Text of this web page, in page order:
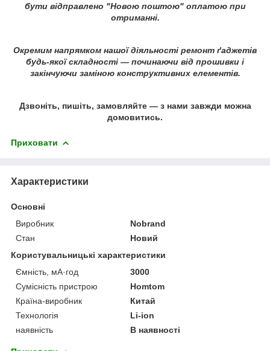
бути відправлено "Новою поштою" оплатою при
отриманні.
Окремим напрямком нашої діяльності ремонт ґаджетів
будь-якої складності ― починаючи від прошивки і
закінчуючи заміною конструктивних елементів.
Дзвоніть, пишіть, замовляйте ― з нами завжди можна
домовитись.
Приховати
Характеристики
Основні
Виробник
Nobrand
Стан
Новий
Користувальницькі характеристики
Ємність, мА·год
3000
Сумісність пристрою
Homtom
Країна-виробник
Китай
Технологія
Li-ion
наявність
В наявності